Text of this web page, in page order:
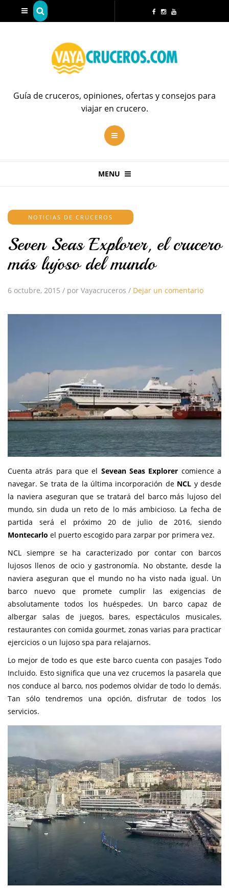
Guía de cruceros, opiniones, ofertas y consejos para
viajar en crucero.
MENU
NOTICIAS DE CRUCEROS
Seven Seas Explorer, el crucero
más lujoso del mundo
6 octubre, 2015 / por Vayacruceros / Dejar un comentario
Cuenta atrás para que el Sevean Seas Explorer comience a
navegar. Se trata de la última incorporación de NCL y desde
la naviera aseguran que se tratará del barco más lujoso del
mundo, sin duda un reto de lo más ambicioso. La fecha de
partida será el próximo 20 de julio de 2016, siendo
Montecarlo el puerto escogido para zarpar por primera vez.
NCL siempre se ha caracterizado por contar con barcos
lujosos llenos de ocio y gastronomía. No obstante, desde la
naviera aseguran que el mundo no ha visto nada igual. Un
barco nuevo que promete cumplir las exigencias de
absolutamente todos los huéspedes. Un barco capaz de
albergar salas de juegos, bares, espectáculos musicales,
restaurantes con comida gourmet, zonas varias para practicar
ejercicios o un lujoso spa para relajarnos.
Lo mejor de todo es que este barco cuenta con pasajes Todo
Incluido. Esto significa que una vez crucemos la pasarela que
nos conduce al barco, nos podemos olvidar de todo lo demás.
Tan sólo tendremos una opción, disfrutar de todos los
servicios.